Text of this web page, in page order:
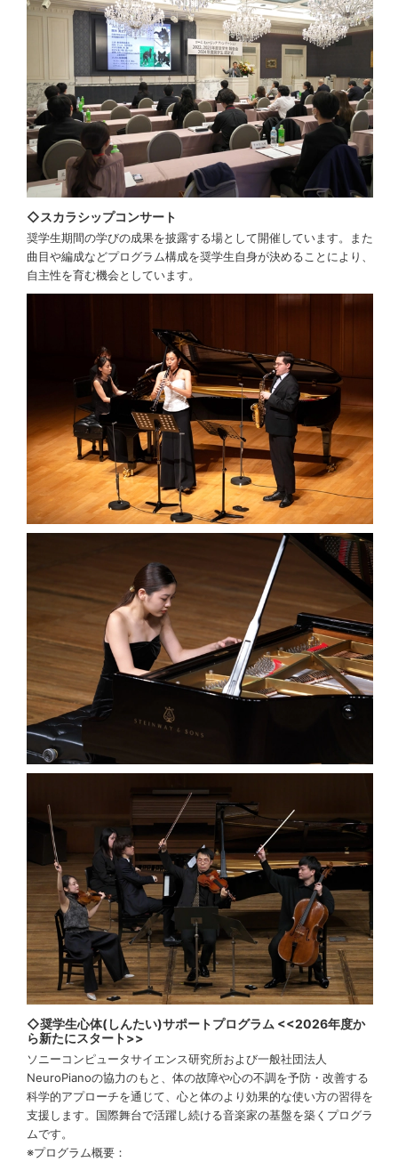
◇スカラシップコンサート
奨学生期間の学びの成果を披露する場として開催しています。また
曲目や編成などプログラム構成を奨学生自身が決めることにより、
自主性を育む機会としています。
◇奨学生心体(しんたい)サポートプログラム <<2026年度か
ら新たにスタート>>
ソニーコンピュータサイエンス研究所および一般社団法人
NeuroPianoの協力のもと、体の故障や心の不調を予防・改善する
科学的アプローチを通じて、心と体のより効果的な使い方の習得を
支援します。国際舞台で活躍し続ける音楽家の基盤を築くプログラ
ムです。
※プログラム概要：